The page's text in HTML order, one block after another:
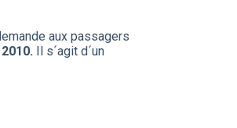
aux passagers
Il s´agit d´un